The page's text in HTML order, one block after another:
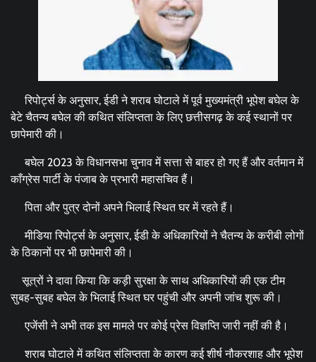
रिपोर्ट्स के अनुसार, ईडी ने शराब घोटाले में पूर्व मुख्यमंत्री भूपेश बघेल के
बेटे चैतन्य बघेल की कथित संलिप्तता के लिए छत्तीसगढ़ के कई स्थानों पर
छापेमारी की।
बघेल 2023 के विधानसभा चुनाव में सत्ता से बाहर हो गए हैं और वर्तमान में
काँग्रेस पार्टी के पंजाब के प्रभारी महासचिव हैं।
पिता और पुत्र दोनों अपने भिलाई स्थित घर में रहते हैं।
मीडिया रिपोर्ट्स के अनुसार, ईडी के अधिकारियों ने चैतन्य के करीबी लोगों
के ठिकानों पर भी छापेमारी की।
सूत्रों ने दावा किया कि कड़ी सुरक्षा के साथ अधिकारियों की एक टीम
सुबह-सुबह बघेल के भिलाई स्थित घर पहुंची और अपनी जांच शुरू की।
एजेंसी ने अभी तक इस मामले पर कोई प्रेस विज्ञप्ति जारी नहीं की है।
शराब घोटाले में कथित संलिप्तता के कारण कई शीर्ष नौकरशाह और भूपेश